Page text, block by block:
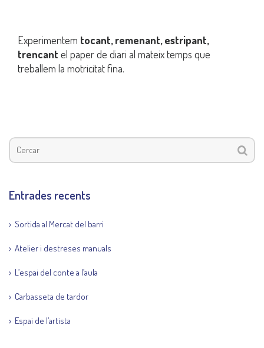
Experimentem tocant, remenant, estripant,
trencant el paper de diari al mateix temps que
treballem la motricitat fina.
Entrades recents
Sortida al Mercat del barri
Atelier i destreses manuals
L’espai del conte a l’aula
Carbasseta de tardor
Espai de l’artista